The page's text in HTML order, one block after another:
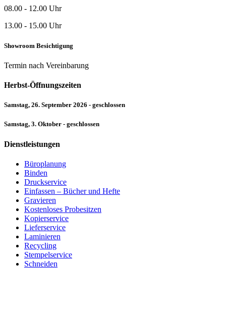
08.00 - 12.00 Uhr
13.00 - 15.00 Uhr
Showroom Besichtigung
Termin nach Vereinbarung
Herbst-Öffnungszeiten
Samstag, 26. September 2026 - geschlossen
Samstag, 3. Oktober - geschlossen
Dienstleistungen
Büroplanung
Binden
Druckservice
Einfassen – Bücher und Hefte
Gravieren
Kostenloses Probesitzen
Kopierservice
Lieferservice
Laminieren
Recycling
Stempelservice
Schneiden